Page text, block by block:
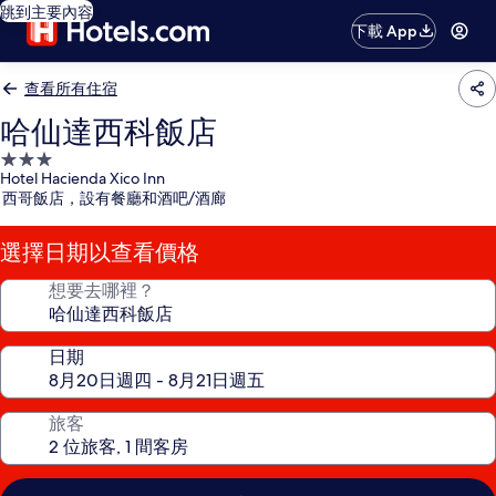
跳到主要內容
下載 App
查看所有住宿
哈仙達西科飯店
3.0
星
級
住
宿
Hotel Hacienda Xico Inn
西哥飯店，設有餐廳和酒吧/酒廊
選擇日期以查看價格
想要去哪裡？
日期
旅客